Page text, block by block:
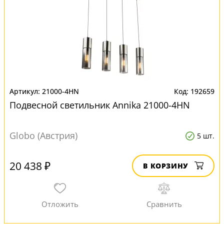
21000-4HN 192659
Подвесной светильник Annika 21000-4HN
Globo (Австрия) 5 шт.
20 438 ₽ В КОРЗИНУ